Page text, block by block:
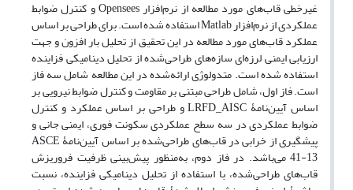
غیرخطی قاب‌های مورد مطالعه از نرم‌افزار Opensees و کنترل ضوابط
عملکردی از نرم‌افزار Matlab استفاده شده است. برای طراحی بر اساس
عملکرد قاب‌های مورد مطالعه در این تحقیق از تحلیل بار افزون و جهت
ارزیابی ایمنی لرزه‌ای سازه‌های طراحی‌شده از تحلیل دینامیکی فزاینده
استفاده شده است. متدولوژی ارائه‌شده در این مطالعه شامل سه فاز
است. فاز اول، شامل طراحی مبتنی بر مقاومت و کنترل ضوابط نیرویی بر
اساس آیین‌نامۀ LRFD_AISC و طراحی بر اساس عملکرد و کنترل
ضوابط عملکردی در سه سطح عملکردی سکونت فوری، ایمنی جانی و
پیشگیری از خرابی در قاب‌های طراحی‌شده بر اساس آیین‌نامۀ ASCE
41-13 می‌باشد. در فاز دوم، به‌منظور پیش‌بینی ظرفیت فروریزش
قاب‌های طراحی‌شده، با استفاده از تحلیل دینامیکی فزاینده، نسبت